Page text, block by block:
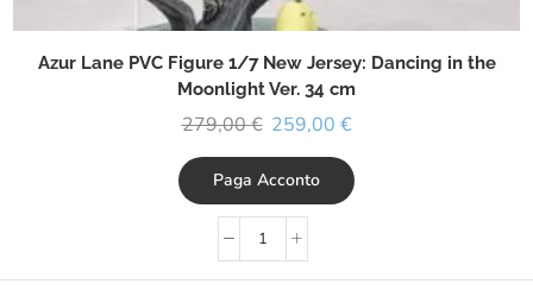
Azur Lane PVC Figure 1/7 New Jersey: Dancing in the
Moonlight Ver. 34 cm
279,00€ 259,00 €
Paga Acconto